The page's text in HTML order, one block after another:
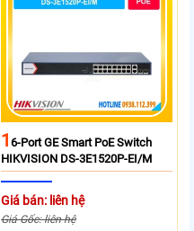
16-Port GE Smart PoE Switch
HIKVISION DS-3E1520P-EI/M
Giá bán: liên hệ
Giá Gốc: liên hệ